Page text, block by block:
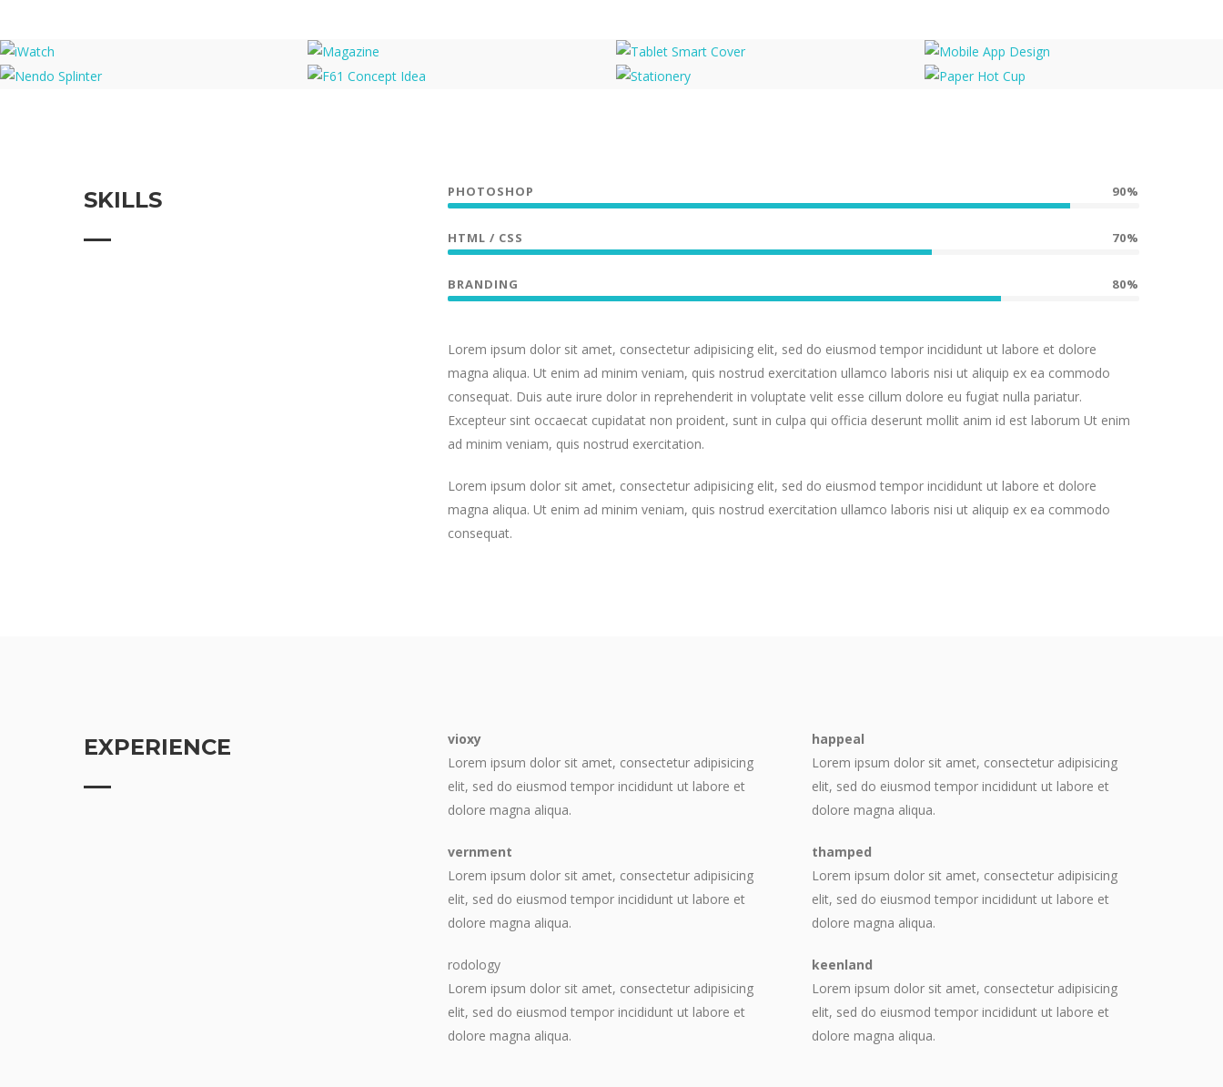
SKILLS PHOTOSHOP 90%
HTML / CSS 70%
BRANDING 80%
Lorem ipsum dolor sit amet, consectetur adipisicing elit, sed do eiusmod tempor incididunt ut labore et dolore
magna aliqua. Ut enim ad minim veniam, quis nostrud exercitation ullamco laboris nisi ut aliquip ex ea commodo
consequat. Duis aute irure dolor in reprehenderit in voluptate velit esse cillum dolore eu fugiat nulla pariatur.
Excepteur sint occaecat cupidatat non proident, sunt in culpa qui officia deserunt mollit anim id est laborum Ut enim
ad minim veniam, quis nostrud exercitation.
Lorem ipsum dolor sit amet, consectetur adipisicing elit, sed do eiusmod tempor incididunt ut labore et dolore
magna aliqua. Ut enim ad minim veniam, quis nostrud exercitation ullamco laboris nisi ut aliquip ex ea commodo
consequat.
EXPERIENCE
vioxy
Lorem ipsum dolor sit amet, consectetur adipisicing
elit, sed do eiusmod tempor incididunt ut labore et
dolore magna aliqua.
vernment
Lorem ipsum dolor sit amet, consectetur adipisicing
elit, sed do eiusmod tempor incididunt ut labore et
dolore magna aliqua.
rodology
Lorem ipsum dolor sit amet, consectetur adipisicing
elit, sed do eiusmod tempor incididunt ut labore et
dolore magna aliqua.
happeal
Lorem ipsum dolor sit amet, consectetur adipisicing
elit, sed do eiusmod tempor incididunt ut labore et
dolore magna aliqua.
thamped
Lorem ipsum dolor sit amet, consectetur adipisicing
elit, sed do eiusmod tempor incididunt ut labore et
dolore magna aliqua.
keenland
Lorem ipsum dolor sit amet, consectetur adipisicing
elit, sed do eiusmod tempor incididunt ut labore et
dolore magna aliqua.